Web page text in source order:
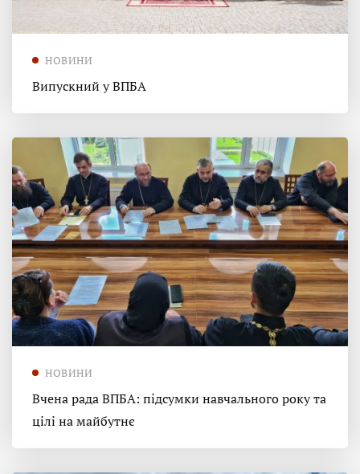
НОВИНИ
Випускний у ВПБА
НОВИНИ
Вчена рада ВПБА: підсумки навчального року та
цілі на майбутнє